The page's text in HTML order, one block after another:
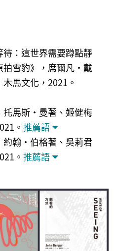
待：這世界需要蹲點靜
雪豹》，席爾凡・戴
馬文化，2021。
托馬斯・曼著、姬健梅
。 推薦語
約翰・伯格著、吳莉君
。 推薦語